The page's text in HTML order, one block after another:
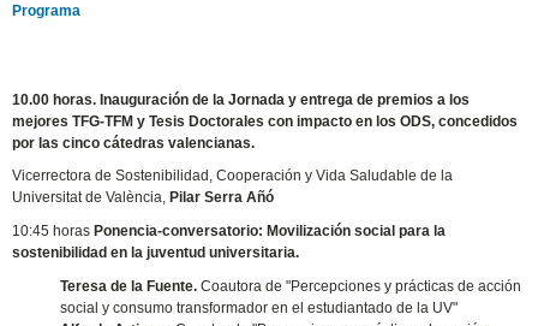
Programa
10.00 horas. Inauguración de la Jornada y entrega de premios a los
mejores TFG-TFM y Tesis Doctorales con impacto en los ODS, concedidos
por las cinco cátedras valencianas.
Vicerrectora de Sostenibilidad, Cooperación y Vida Saludable de la
Universitat de València, Pilar Serra Añó
10:45 horas Ponencia-conversatorio: Movilización social para la
sostenibilidad en la juventud universitaria.
Teresa de la Fuente.Coautora de "Percepciones y prácticas de acción
social y consumo transformador en el estudiantado de la UV"